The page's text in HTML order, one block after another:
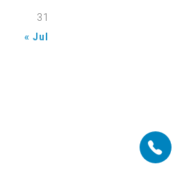
31
« Jul